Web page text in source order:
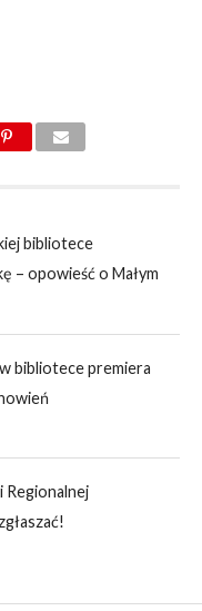
bibliotece
– opowieść o Małym
bibliotece premiera
Regionalnej